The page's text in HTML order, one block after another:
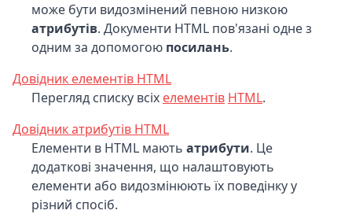
може бути видозмінений певною низкою
атрибутів. Документи HTML пов'язані одне з
одним за допомогою посилань.
Довідник елементів HTML
Перегляд списку всіх елементів HTML.
Довідник атрибутів HTML
Елементи в HTML мають атрибути. Це
додаткові значення, що налаштовують
елементи або видозмінюють їх поведінку у
різний спосіб.